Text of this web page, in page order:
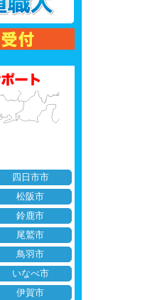
四日市市
松阪市
鈴鹿市
尾鷲市
鳥羽市
いなべ市
伊賀市